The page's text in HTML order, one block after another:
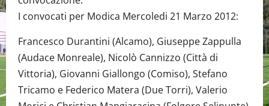
I convocati per Modica Mercoledi 21 Marzo 2012:
Francesco Durantini (Alcamo), Giuseppe Zappulla
(Audace Monreale), Nicolò Cannizzo (Città di
Vittoria), Giovanni Giallongo (Comiso), Stefano
Tricamo e Federico Matera (Due Torri), Valerio